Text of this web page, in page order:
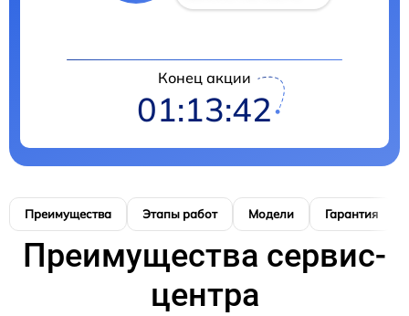
Конец акции
01:13:41
Преимущества Этапы работ Модели Гарантия
Преимущества сервис-
центра